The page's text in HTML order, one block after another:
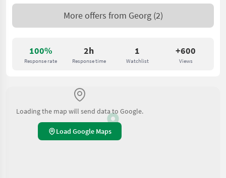
100%
Response rate
2h
Response time
1
Watchlist
+600
Views
More offers from Georg (2)
Loading the map will send data to Google.
Load Google Maps